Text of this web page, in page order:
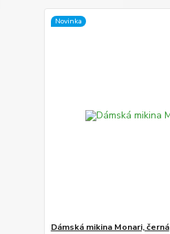
Novinka
Dámská mikina Monari, černá